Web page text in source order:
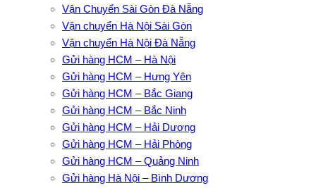
Vận Chuyển Sài Gòn Đà Nẵng
Vận chuyển Hà Nội Sài Gòn
Vận chuyển Hà Nội Đà Nẵng
Gửi hàng HCM – Hà Nội
Gửi hàng HCM – Hưng Yên
Gửi hàng HCM – Bắc Giang
Gửi hàng HCM – Bắc Ninh
Gửi hàng HCM – Hải Dương
Gửi hàng HCM – Hải Phòng
Gửi hàng HCM – Quảng Ninh
Gửi hàng Hà Nội – Bình Dương